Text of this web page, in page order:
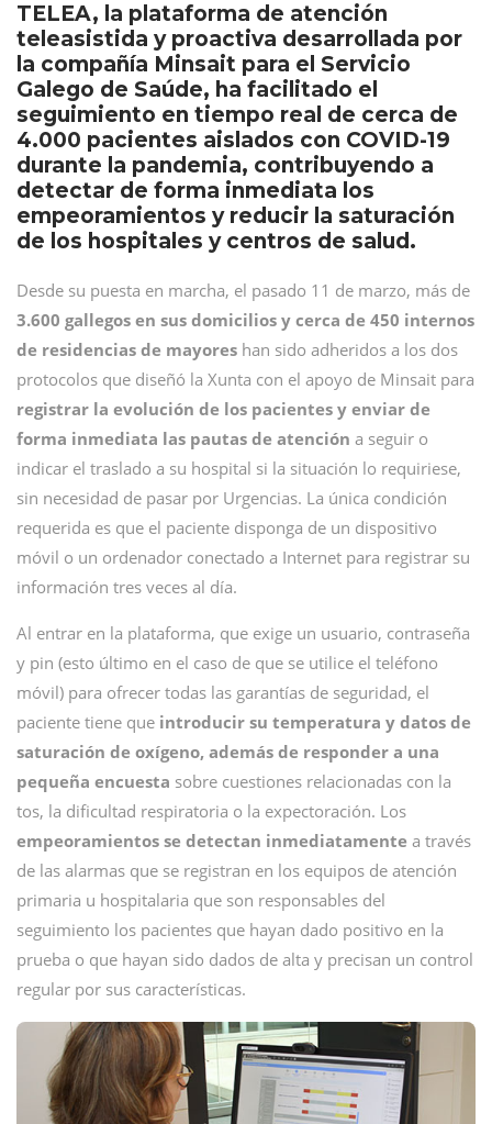
TELEA, la plataforma de atención
teleasistida y proactiva desarrollada por
la compañía Minsait para el Servicio
Galego de Saúde, ha facilitado el
seguimiento en tiempo real de cerca de
4.000 pacientes aislados con COVID-19
durante la pandemia, contribuyendo a
detectar de forma inmediata los
empeoramientos y reducir la saturación
de los hospitales y centros de salud.
Desde su puesta en marcha, el pasado 11 de marzo, más de
3.600 gallegos en sus domicilios y cerca de 450 internos
de residencias de mayores han sido adheridos a los dos
protocolos que diseñó la Xunta con el apoyo de Minsait para
registrar la evolución de los pacientes y enviar de
forma inmediata las pautas de atención a seguir o
indicar el traslado a su hospital si la situación lo requiriese,
sin necesidad de pasar por Urgencias. La única condición
requerida es que el paciente disponga de un dispositivo
móvil o un ordenador conectado a Internet para registrar su
información tres veces al día.
Al entrar en la plataforma, que exige un usuario, contraseña
y pin (esto último en el caso de que se utilice el teléfono
móvil) para ofrecer todas las garantías de seguridad, el
paciente tiene que introducir su temperatura y datos de
saturación de oxígeno, además de responder a una
pequeña encuesta sobre cuestiones relacionadas con la
tos, la dificultad respiratoria o la expectoración. Los
empeoramientos se detectan inmediatamente a través
de las alarmas que se registran en los equipos de atención
primaria u hospitalaria que son responsables del
seguimiento los pacientes que hayan dado positivo en la
prueba o que hayan sido dados de alta y precisan un control
regular por sus características.